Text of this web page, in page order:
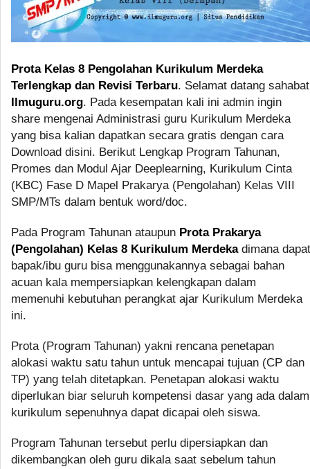
Prota Kelas 8 Pengolahan Kurikulum Merdeka
Terlengkap dan Revisi Terbaru. Selamat datang sahabat
Ilmuguru.org. Pada kesempatan kali ini admin ingin
share mengenai Administrasi guru Kurikulum Merdeka
yang bisa kalian dapatkan secara gratis dengan cara
Download disini. Berikut Lengkap Program Tahunan,
Promes dan Modul Ajar Deeplearning, Kurikulum Cinta
(KBC) Fase D Mapel Prakarya (Pengolahan) Kelas VIII
SMP/MTs dalam bentuk word/doc.
Pada Program Tahunan ataupun Prota Prakarya
(Pengolahan) Kelas 8 Kurikulum Merdekadimana dapat
bapak/ibu guru bisa menggunakannya sebagai bahan
acuan kala mempersiapkan kelengkapan dalam
memenuhi kebutuhan perangkat ajar Kurikulum Merdeka
ini.
Prota (Program Tahunan) yakni rencana penetapan
alokasi waktu satu tahun untuk mencapai tujuan (CP dan
TP) yang telah ditetapkan. Penetapan alokasi waktu
diperlukan biar seluruh kompetensi dasar yang ada dalam
kurikulum sepenuhnya dapat dicapai oleh siswa.
Program Tahunan tersebut perlu dipersiapkan dan
dikembangkan oleh guru dikala saat sebelum tahun